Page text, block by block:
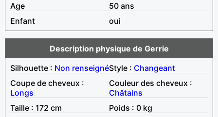
Age
50 ans
Enfant
oui
Description physique de Gerrie
Silhouette : Non renseignéStyle : Changeant
Coupe de cheveux :
Longs
Couleur des cheveux :
Châtains
Taille : 172 cm
Poids : 0 kg